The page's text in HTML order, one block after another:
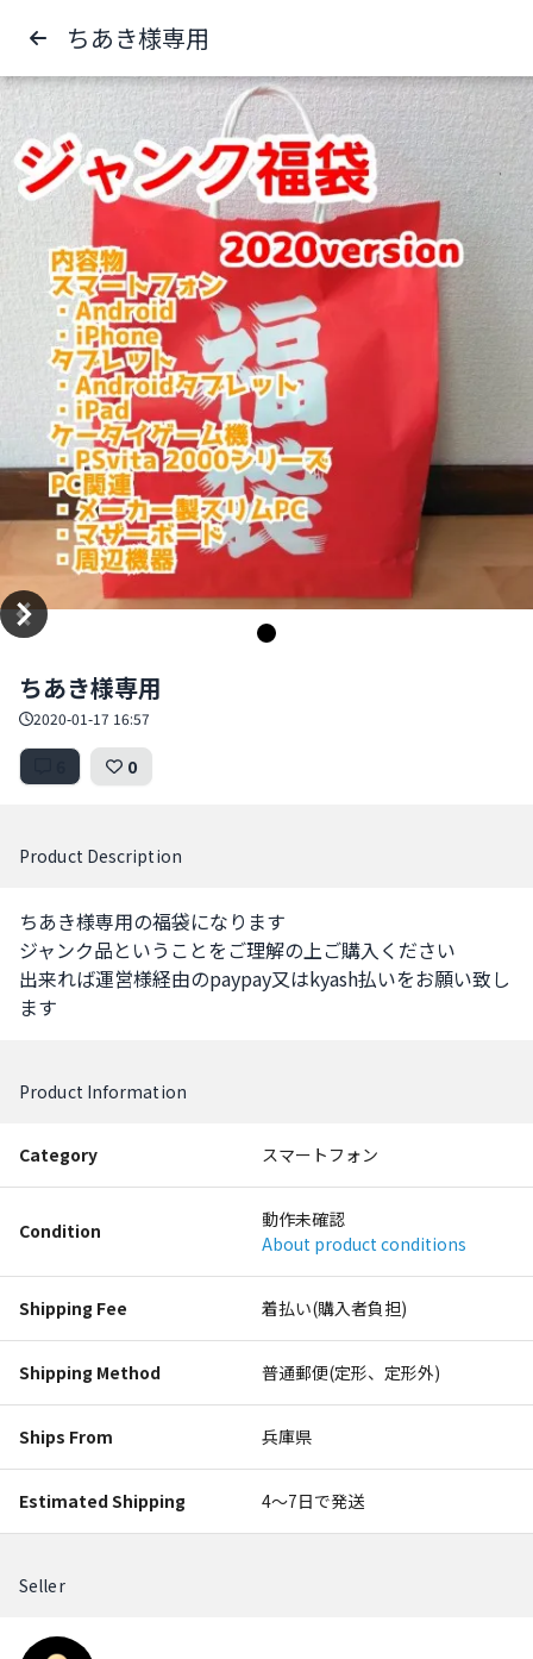
ちあき様専用
ちあき様専用
2020-01-17 16:57
0
Product Description
ちあき様専用の福袋になります
ジャンク品ということをご理解の上ご購入ください
出来れば運営様経由のpaypay又はkyash払いをお願い致し
ます
Product Information
Category スマートフォン
Condition
動作未確認
About product conditions
Shipping Fee 着払い(購入者負担)
Shipping Method 普通郵便(定形、定形外)
Ships From 兵庫県
Estimated Shipping 4〜7日で発送
Seller